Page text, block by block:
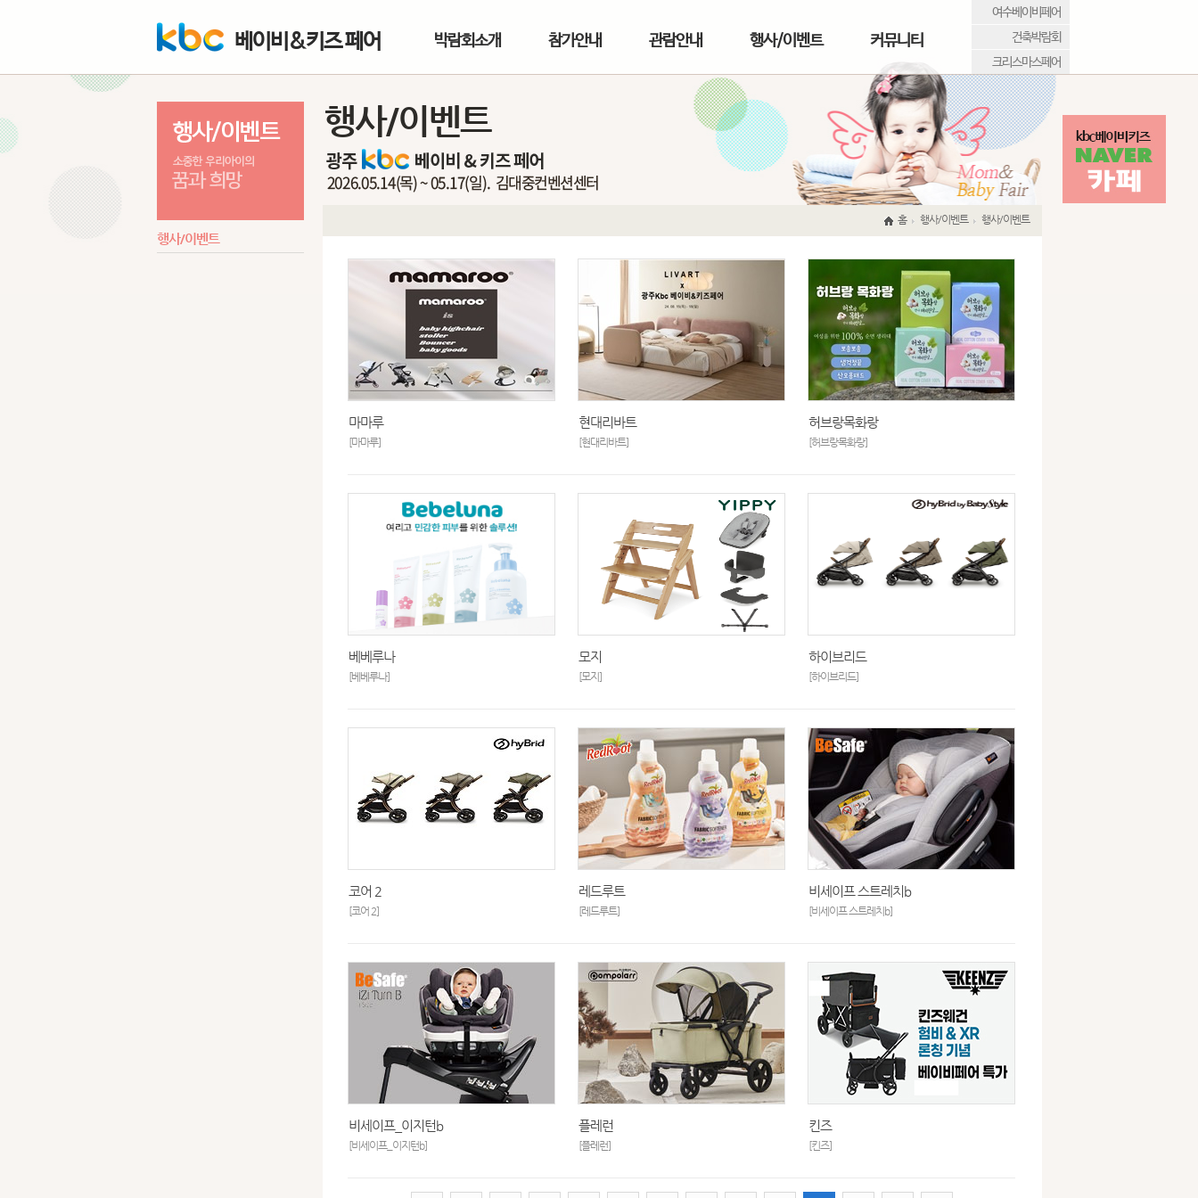
베이비&키즈 페어
여수베이비페어
건축박람회
크리스마스페어
박람회소개 참가안내 관람안내 행사/이벤트 커뮤니티
행사/이벤트
행사/이벤트
홈 행사/이벤트 행사/이벤트
마마루
[마마루]
현대리바트
[현대리바트]
허브랑목화랑
[허브랑목화랑]
베베루나
[베베루나]
모지
[모지]
하이브리드
[하이브리드]
코어 2
[코어 2]
레드루트
[레드루트]
비세이프 스트레치b
[비세이프 스트레치b]
비세이프_이지턴b
[비세이프_이지턴b]
플레런
[플레런]
킨즈
[킨즈]